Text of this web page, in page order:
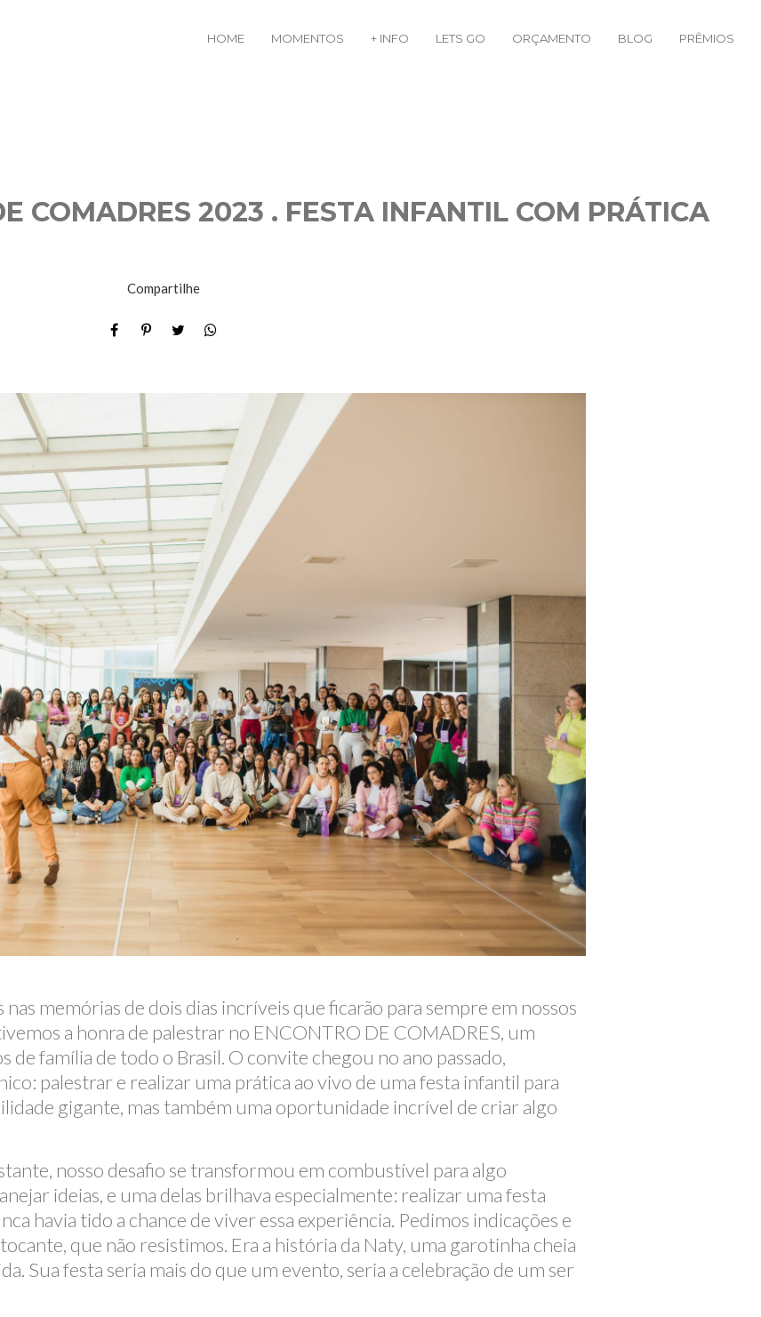
HOME MOMENTOS + INFO LETS GO ORÇAMENTO BLOG PRÊMIOS
COMADRES 2023 . FESTA INFANTIL COM PRÁTICA
Compartilhe
memórias de dois dias incríveis que ficarão para sempre em nossos
a honra de palestrar no ENCONTRO DE COMADRES, um
família de todo o Brasil. O convite chegou no ano passado,
palestrar e realizar uma prática ao vivo de uma festa infantil para
gigante, mas também uma oportunidade incrível de criar algo
nosso desafio se transformou em combustível para algo
ideias, e uma delas brilhava especialmente: realizar uma festa
havia tido a chance de viver essa experiência. Pedimos indicações e
que não resistimos. Era a história da Naty, uma garotinha cheia
Sua festa seria mais do que um evento, seria a celebração de um ser